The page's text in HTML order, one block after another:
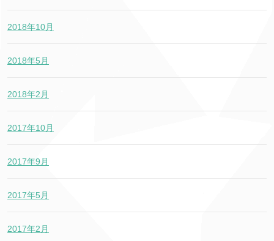
2018年10月
2018年5月
2018年2月
2017年10月
2017年9月
2017年5月
2017年2月